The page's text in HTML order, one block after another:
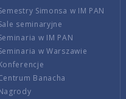
Simonsa w IM PAN
seminaryjne
w IM PAN
w Warszawie
Banacha